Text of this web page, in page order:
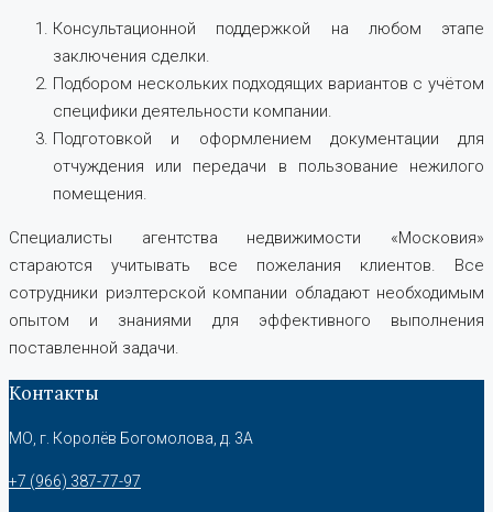
Консультационной поддержкой на любом этапе
заключения сделки.
Подбором нескольких подходящих вариантов с учётом
специфики деятельности компании.
Подготовкой и оформлением документации для
отчуждения или передачи в пользование нежилого
помещения.
Специалисты агентства недвижимости «Московия»
стараются учитывать все пожелания клиентов. Все
сотрудники риэлтерской компании обладают необходимым
опытом и знаниями для эффективного выполнения
поставленной задачи.
Контакты
МО, г. Королёв Богомолова, д. 3А
+7 (966) 387-77-97